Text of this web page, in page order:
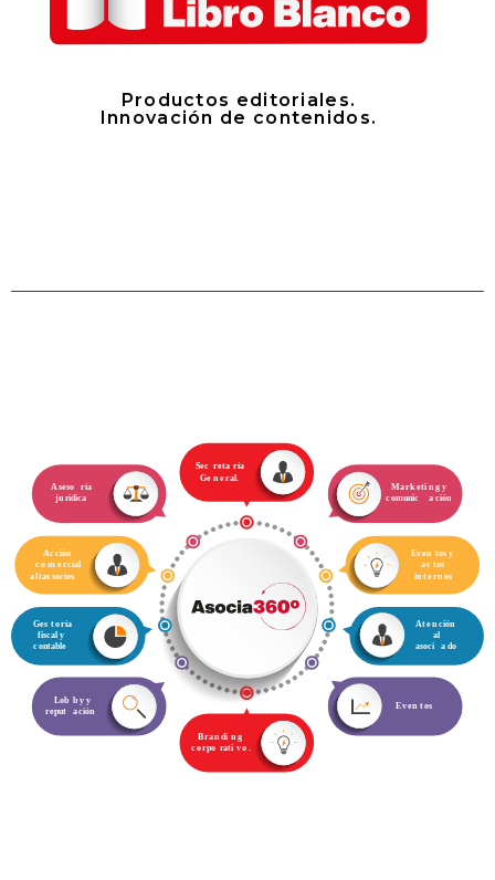
Productos editoriales.
Innovación de contenidos.